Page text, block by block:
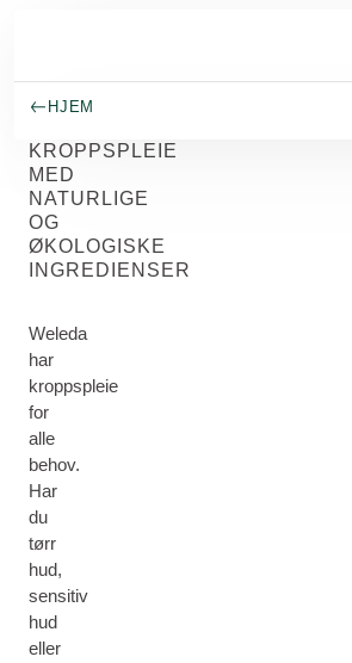
HJEM
KROPPSPLEIE
MED
NATURLIGE
OG
ØKOLOGISKE
INGREDIENSER
Weleda
har
kroppspleie
for
alle
behov.
Har
du
tørr
hud,
sensitiv
hud
eller